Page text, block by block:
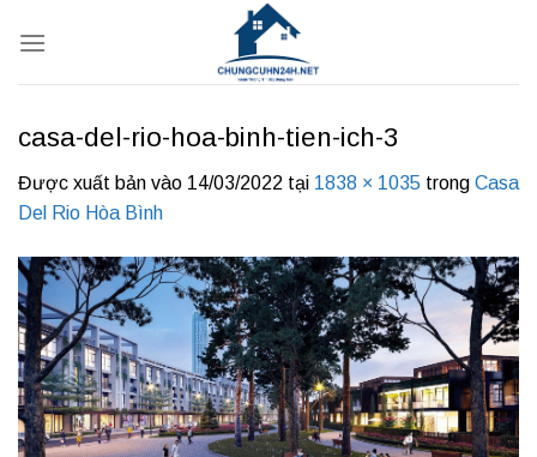
qua
casa-del-rio-hoa-binh-tien-ich-3
Được xuất bản vào 14/03/2022 tại 1838 × 1035 trong Casa
Del Rio Hòa Bình